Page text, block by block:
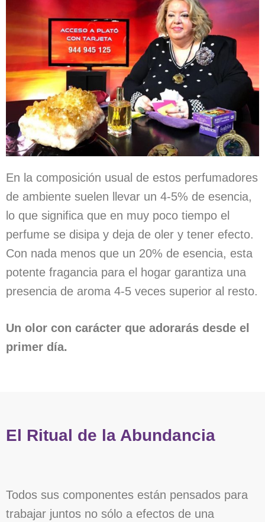
En la composición usual de estos perfumadores
de ambiente suelen llevar un 4-5% de esencia,
lo que significa que en muy poco tiempo el
perfume se disipa y deja de oler y tener efecto.
Con nada menos que un 20% de esencia, esta
potente fragancia para el hogar garantiza una
presencia de aroma 4-5 veces superior al resto.
Un olor con carácter que adorarás desde el
primer día.
El Ritual de la Abundancia
Todos sus componentes están pensados para
trabajar juntos no sólo a efectos de una